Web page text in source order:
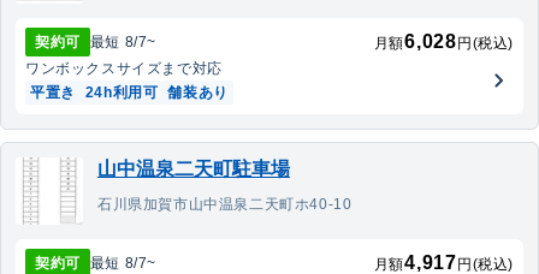
契約可 最短 8/7~ 月額6,028 円(税込)
ワンボックスサイズまで対応
平置き
24h利用可 舗装あり
山中温泉二天町駐車場
石川県加賀市山中温泉二天町ホ40-10
契約可 最短 8/7~ 月額4,917 円(税込)